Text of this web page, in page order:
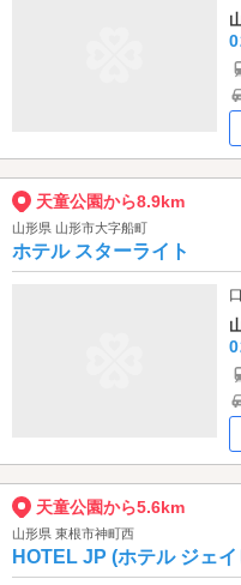
天童公園から8.9km
山形県 山形市大字船町
ホテル スターライト
天童公園から5.6km
山形県 東根市神町西
HOTEL JP (ホテル ジェ